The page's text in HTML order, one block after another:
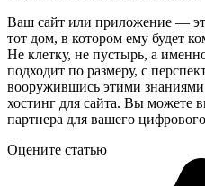
Ваш сайт или приложение —
тот дом, в котором ему будет
Не клетку, не пустырь, а
подходит по размеру, с
вооружившись этими
хостинг для сайта. Вы можете
партнера для вашего
Оцените статью